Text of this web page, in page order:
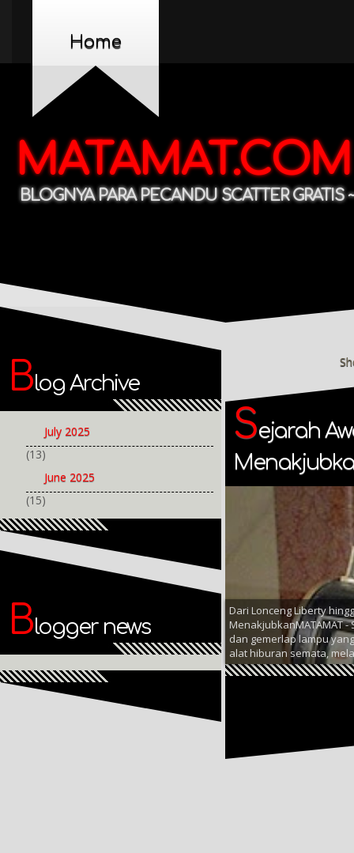
MATAMAT.COM
BLOGNYA PARA PECANDU SCATTER GRATIS ~
Home
Blog Archive
July 2025
(13)
June 2025
(15)
Blogger news
Sejarah
Dari Lonceng Liberty
MenakjubkanMATAMAT
dan gemerlap lampu
alat hiburan semata,